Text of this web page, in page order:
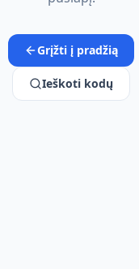
Grįžti į pradžią
Ieškoti kodų